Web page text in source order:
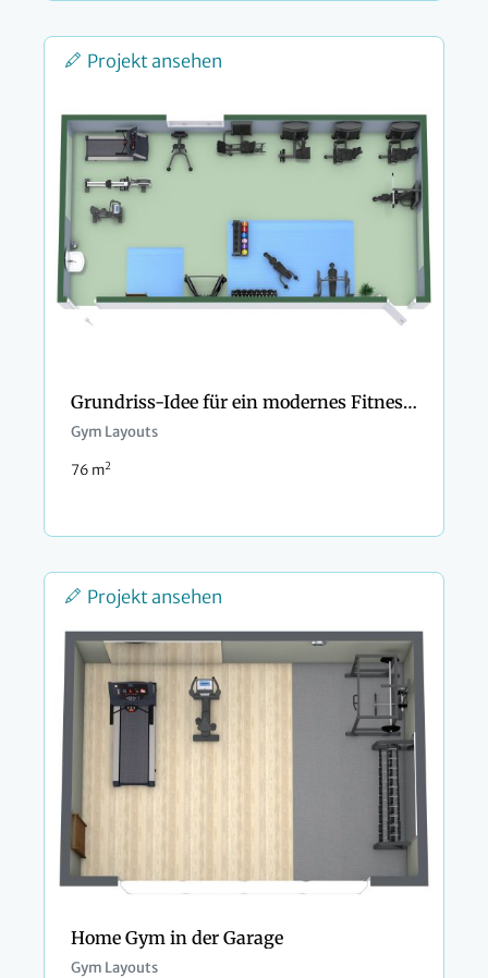
Projekt ansehen
Grundriss-Idee für ein modernes Fitnessstudio
Gym Layouts
76 m2
Projekt ansehen
Home Gym in der Garage
Gym Layouts